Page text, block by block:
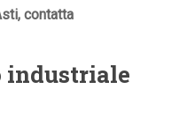
contatta
industriale